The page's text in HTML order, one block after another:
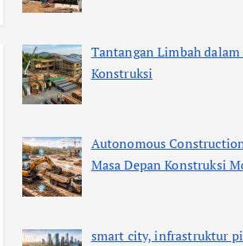
Tantangan Limbah
Konstruksi
Autonomous
Masa Depan Konstruksi
smart city, infrastruktur